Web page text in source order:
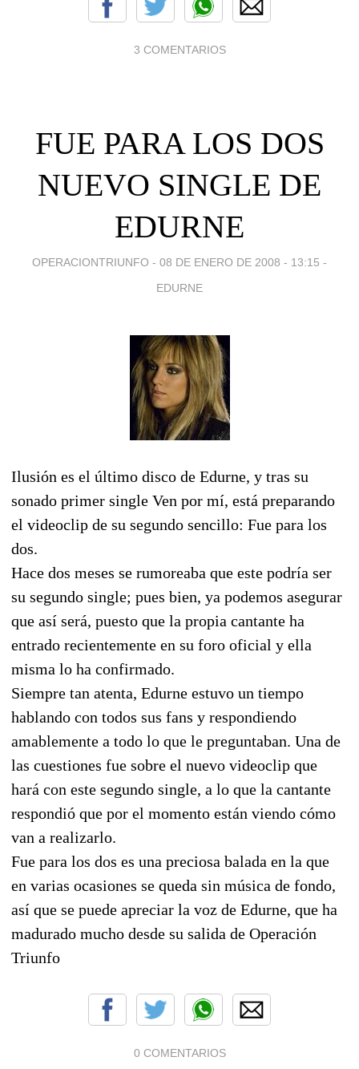
3 COMENTARIOS
FUE PARA LOS DOS
NUEVO SINGLE DE
EDURNE
OPERACIONTRIUNFO - 08 DE ENERO DE 2008 - 13:15 -
EDURNE
Ilusión es el último disco de Edurne, y tras su
sonado primer single Ven por mí, está preparando
el videoclip de su segundo sencillo: Fue para los
dos.
Hace dos meses se rumoreaba que este podría ser
su segundo single; pues bien, ya podemos asegurar
que así será, puesto que la propia cantante ha
entrado recientemente en su foro oficial y ella
misma lo ha confirmado.
Siempre tan atenta, Edurne estuvo un tiempo
hablando con todos sus fans y respondiendo
amablemente a todo lo que le preguntaban. Una de
las cuestiones fue sobre el nuevo videoclip que
hará con este segundo single, a lo que la cantante
respondió que por el momento están viendo cómo
van a realizarlo.
Fue para los dos es una preciosa balada en la que
en varias ocasiones se queda sin música de fondo,
así que se puede apreciar la voz de Edurne, que ha
madurado mucho desde su salida de Operación
Triunfo
0 COMENTARIOS